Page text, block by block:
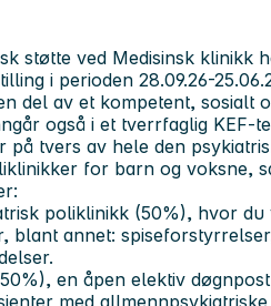
støtte ved Medisinsk klinikk
i perioden 28.09.26-
del av et kompetent, sosialt
også i et tverrfaglig KEF-
på tvers av hele den
for barn og voksne,
poliklinikk (50%), hvor du
blant annet:
en åpen elektiv
med